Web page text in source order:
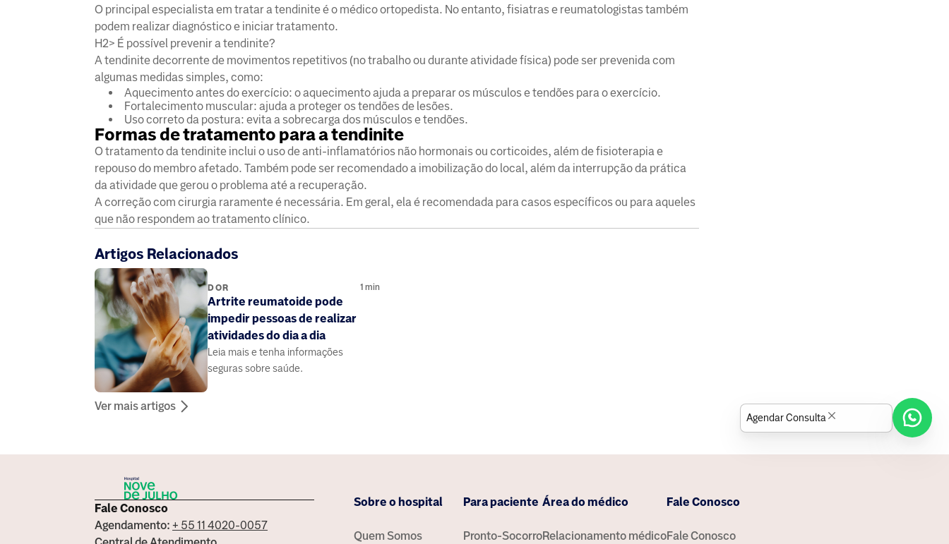
O principal especialista em tratar a tendinite é o médico ortopedista. No entanto, fisiatras e reumatologistas também
podem realizar diagnóstico e iniciar tratamento.
H2> É possível prevenir a tendinite?
A tendinite decorrente de movimentos repetitivos (no trabalho ou durante atividade física) pode ser prevenida com
algumas medidas simples, como:
Aquecimento antes do exercício: o aquecimento ajuda a preparar os músculos e tendões para o exercício.
Fortalecimento muscular: ajuda a proteger os tendões de lesões.
Uso correto da postura: evita a sobrecarga dos músculos e tendões.
Formas de tratamento para a tendinite
O tratamento da tendinite inclui o uso de anti-inflamatórios não hormonais ou corticoides, além de fisioterapia e
repouso do membro afetado. Também pode ser recomendado a imobilização do local, além da interrupção da prática
da atividade que gerou o problema até a recuperação.
A correção com cirurgia raramente é necessária. Em geral, ela é recomendada para casos específicos ou para aqueles
que não respondem ao tratamento clínico.
Artigos Relacionados
DOR 1 min
Artrite reumatoide pode
impedir pessoas de realizar
atividades do dia a dia
Leia mais e tenha informações
seguras sobre saúde.
Ver mais artigos
Fale Conosco
Agendamento: + 55 11 4020-0057
Sobre o hospital
Quem Somos
Para paciente
Pronto-Socorro
Área do médico
Relacionamento médico
Fale Conosco
Fale Conosco
Agendar Consulta